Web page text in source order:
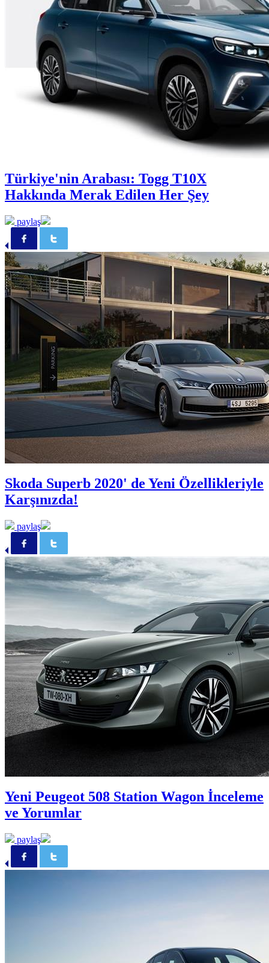
Türkiye'nin Arabası: Togg T10X
Hakkında Merak Edilen Her Şey
paylaş
Skoda Superb 2020' de Yeni Özellikleriyle
Karşınızda!
paylaş
Yeni Peugeot 508 Station Wagon İnceleme
ve Yorumlar
paylaş